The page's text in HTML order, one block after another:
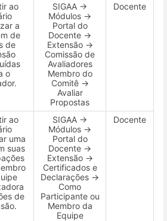
ao
a
de
de
o
SIGAA →
Módulos →
Portal do
Docente →
Extensão →
Comissão de
Avaliadores
Membro do
Comitê →
Avaliar
Propostas
Docente
ao
uma
suas
de
SIGAA →
Módulos →
Portal do
Docente →
Extensão →
Certificados e
Declarações →
Como
Participante ou
Membro da
Equipe
Docente